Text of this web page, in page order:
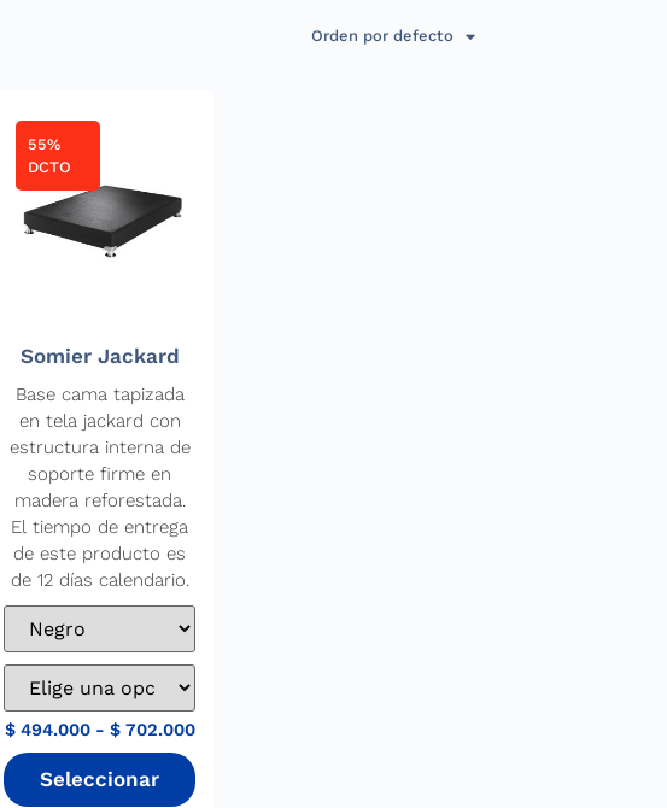
Orden por defecto
55%
DCTO
Somier Jackard
Base cama tapizada
en tela jackard con
estructura interna de
soporte firme en
madera reforestada.
El tiempo de entrega
de este producto es
de 12 días calendario.
$494.000 - $702.000